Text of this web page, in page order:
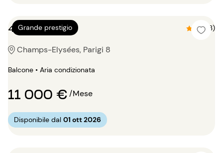
Grande prestigio
4 locali 180m² 4.7 (3)
Champs-Elysées, Parigi 8
Balcone • Aria condizionata
11 000 €/Mese
Disponibile dal 01 ott 2026